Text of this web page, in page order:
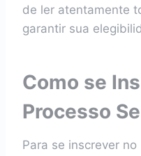
de ler atentamente
garantir sua
Como se
Processo
Para se inscrever no